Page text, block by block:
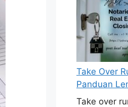
Take Over
Panduan
Take over